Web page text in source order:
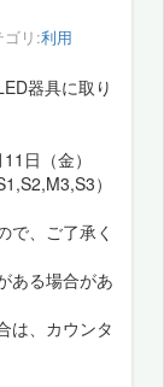
ゴリ:利用
器具に取り
日（金）
）
で、ご了承く
ある場合があ
は、カウンタ